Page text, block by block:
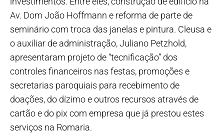
Av. Dom João Hoffmann e reforma de parte de
seminário com troca das janelas e pintura. Cleusa e
o auxiliar de administração, Juliano Petzhold,
apresentaram projeto de “tecnificação” dos
controles financeiros nas festas, promoções e
secretarias paroquiais para recebimento de
doações, do dízimo e outros recursos através de
cartão e do pix com empresa que já prestou estes
serviços na Romaria.